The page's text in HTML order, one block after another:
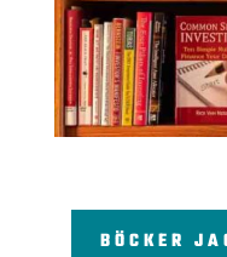
BÖCKER